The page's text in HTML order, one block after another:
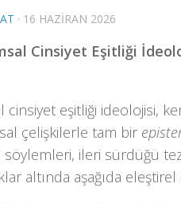
· 16 HAZIRAN 2026
Cinsiyet Eşitliği
eşitliği ideolojisi,
çelişkilerle tam bir
söylemleri, ileri sürdüğü
altında aşağıda